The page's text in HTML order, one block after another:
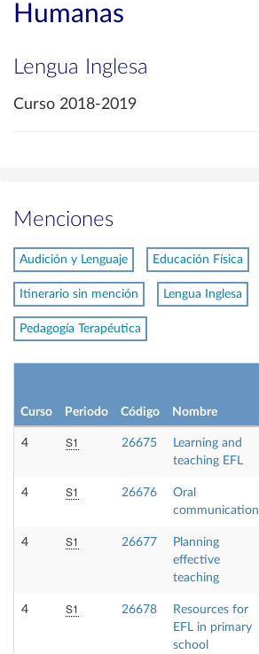
Humanas
Lengua Inglesa
Curso 2018-2019
Menciones
Audición y Lenguaje Educación Física
Itinerario sin mención Lengua Inglesa
Pedagogía Terapéutica
Curso Periodo Código Nombre
4 S1 26675
Learning and
teaching EFL
4 S1 26676
Oral
communication
4 S1 26677
Planning
effective
teaching
4 S1 26678
Resources for
EFL in primary
school